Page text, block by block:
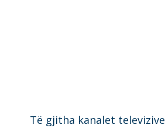
Të gjitha kanalet televizive